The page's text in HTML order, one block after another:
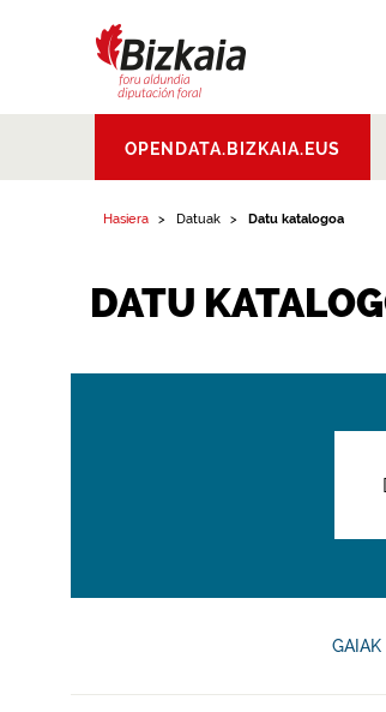
Aldundia.Diputacion
Foral de Bizkaia
OPENDATA.BIZKAIA.EUS
Hasiera Datuak Datu katalogoa
DATU
GAIAK